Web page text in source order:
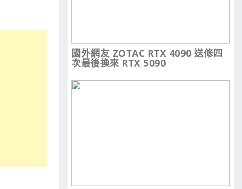
國外網友 ZOTAC RTX 4090 送修四
次最後換來 RTX 5090